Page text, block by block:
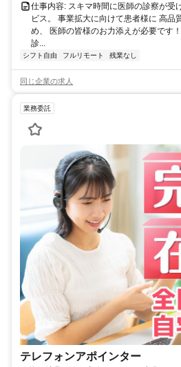
仕事内容: スキマ時間に医師の診察が受
ビス。 事業拡大に向けて患者様に 高品
め、 医師の皆様のお力添えが必要です
診...
シフト自由 フルリモート 残業なし
同じ企業の求人
業務委託
テレフォンアポインター